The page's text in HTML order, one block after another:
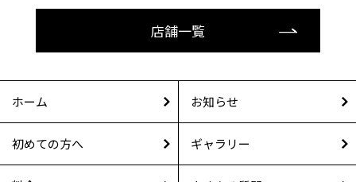
店舗一覧
ホーム お知らせ
初めての方へ ギャラリー